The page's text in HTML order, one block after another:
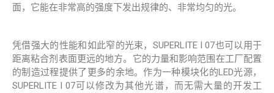
面，它能在非常高的强度下发出规律的、非常均匀的光。
凭借强大的性能和如此窄的光束，SUPERLITE I 07也可以用于
距离粘合剂表面更远的地方。它的力量和影响范围在工厂配置
的制造过程提供了更多的余地。作为一种模块化的LED光源，
SUPERLITE I 07可以修改为其他光谱，而无需大量的开发工